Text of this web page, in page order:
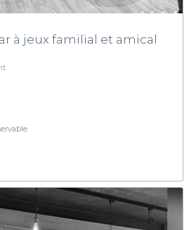
à jeux familial et amical